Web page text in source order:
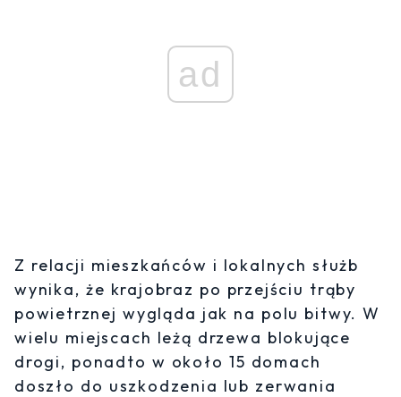
ad
Z relacji mieszkańców i lokalnych służb
wynika, że krajobraz po przejściu trąby
powietrznej wygląda jak na polu bitwy. W
wielu miejscach leżą drzewa blokujące
drogi, ponadto w około 15 domach
doszło do uszkodzenia lub zerwania